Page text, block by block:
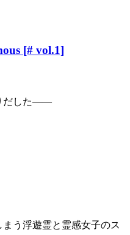
[# vol.1]
だした――
う浮遊霊と霊感女子のス